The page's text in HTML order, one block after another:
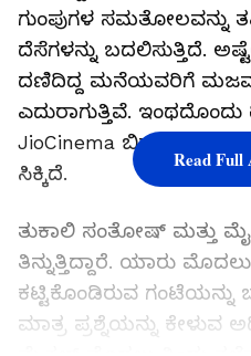
ಗುಂಪುಗಳ ಸಮತೋಲವನ್ನು
ದೆಸೆಗಳನ್ನು ಬದಲಿಸುತ್ತಿದೆ.
ದಣಿದಿದ್ದ ಮನೆಯವರಿಗೆ
ಎದುರಾಗುತ್ತಿವೆ.
JioCinema ಬಿಡುಗಡೆ
ಸಿಕ್ಕಿದೆ.
ತುಕಾಲಿ ಸಂತೋಷ್ ಮತ್ತು
ತಿನ್ನುತ್ತಿದ್ದಾರೆ. ಯಾರು
ಕಟ್ಟಿಕೊಂಡಿರುವ ಗಂಟೆಯನ್ನು
ಮಾತ್ರ ಪ್ರಶ್ನೆಯನ್ನು ಕೇಳುವ
Read Full